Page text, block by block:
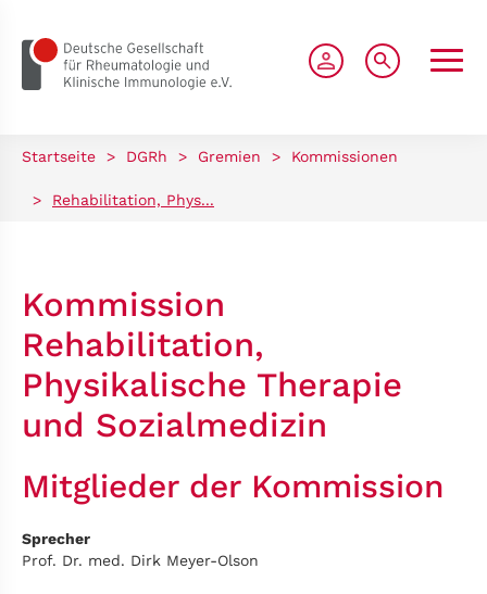
Startseite > DGRh > Gremien > Kommissionen
> Rehabilitation, Phys...
Kommission
Rehabilitation,
Physikalische Therapie
und Sozialmedizin
Mitglieder der Kommission
Sprecher
Prof. Dr. med. Dirk Meyer-Olson